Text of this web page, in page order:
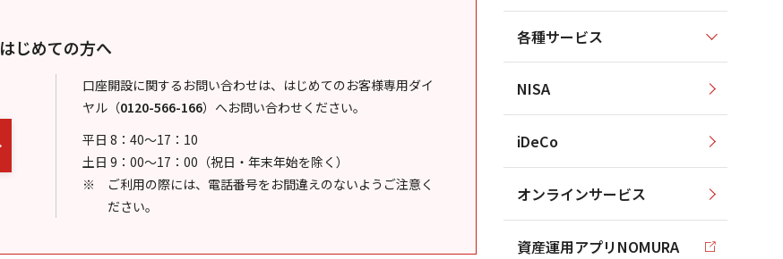
はじめての方へ
口座開設に関するお問い合わせは、はじめてのお客様専用ダイ
ヤル （0120-566-166） へお問い合わせください。
平日 8：40～17：10
土日 9：00～17：00（祝日・年末年始を除く）
ご利用の際には、電話番号をお間違えのないようご注意く
ださい。
各種サービス
NISA
iDeCo
オンラインサービス
資産運用アプリNOMURA